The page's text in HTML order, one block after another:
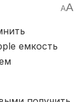
AA
емкость